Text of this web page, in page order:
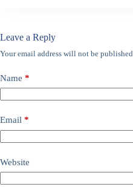
Leave a Reply
Your email address will not be published.
Name *
Email *
Website